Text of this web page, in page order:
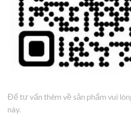
Để tư vấn thêm về sản phẩm vui
này.